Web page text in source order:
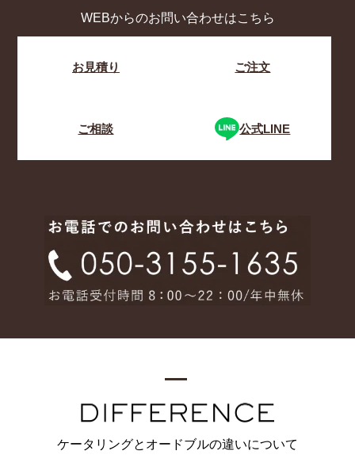
WEBからのお問い合わせはこちら
お見積り ご注文
ご相談 公式LINE
ケータリングとオードブルの違いについて